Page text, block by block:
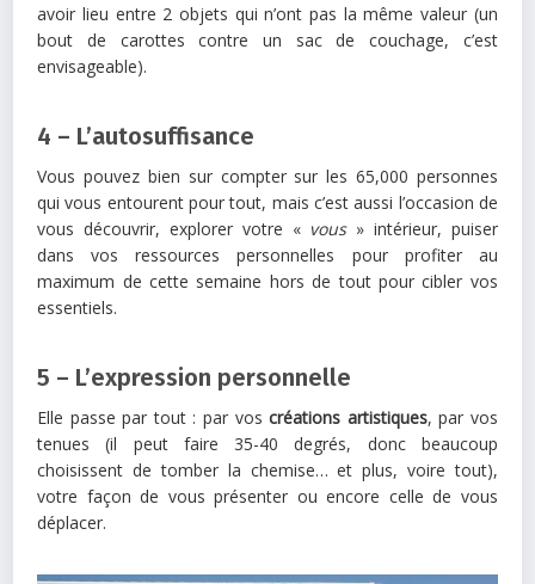
avoir lieu entre 2 objets qui n’ont pas la même valeur (un
bout de carottes contre un sac de couchage, c’est
envisageable).
4 – L’autosuffisance
Vous pouvez bien sur compter sur les 65,000 personnes
qui vous entourent pour tout, mais c’est aussi l’occasion de
vous découvrir, explorer votre « vous» intérieur, puiser
dans vos ressources personnelles pour profiter au
maximum de cette semaine hors de tout pour cibler vos
essentiels.
5 – L’expression personnelle
Elle passe par tout : par voscréations artistiques, par vos
tenues (il peut faire 35-40 degrés, donc beaucoup
choisissent de tomber la chemise… et plus, voire tout),
votre façon de vous présenter ou encore celle de vous
déplacer.